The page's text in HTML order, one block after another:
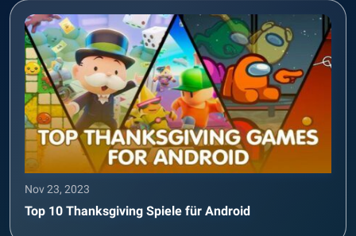
Nov 23, 2023
Top 10 Thanksgiving Spiele für Android